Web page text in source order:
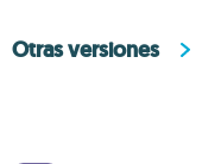
Otras versiones